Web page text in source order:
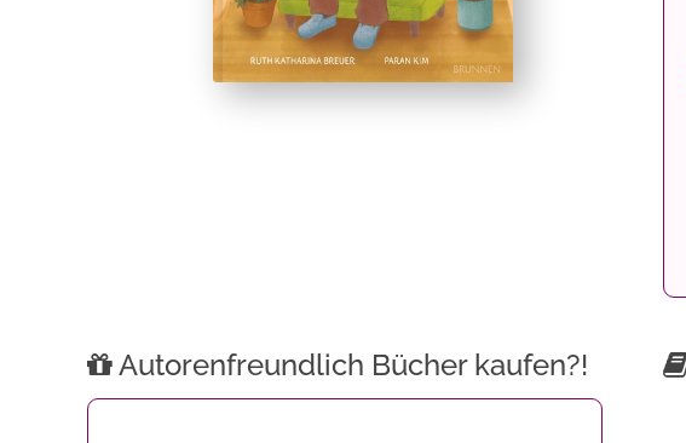
Autorenfreundlich Bücher kaufen?!